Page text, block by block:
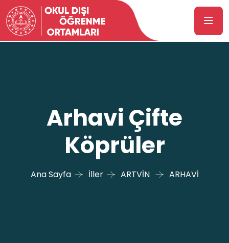
Arhavi Çifte
Köprüler
Ana Sayfa İller ARTVİN ARHAVİ